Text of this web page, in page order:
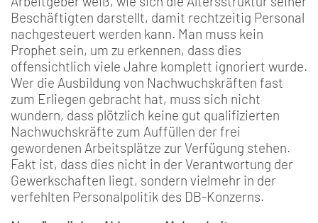
Beschäftigten darstellt, damit rechtzeitig Personal
nachgesteuert werden kann. Man muss kein
Prophet sein, um zu erkennen, dass dies
offensichtlich viele Jahre komplett ignoriert wurde.
Wer die Ausbildung von Nachwuchskräften fast
zum Erliegen gebracht hat, muss sich nicht
wundern, dass plötzlich keine gut qualifizierten
Nachwuchskräfte zum Auffüllen der frei
gewordenen Arbeitsplätze zur Verfügung stehen.
Fakt ist, dass dies nicht in der Verantwortung der
Gewerkschaften liegt, sondern vielmehr in der
verfehlten Personalpolitik des DB-Konzerns.